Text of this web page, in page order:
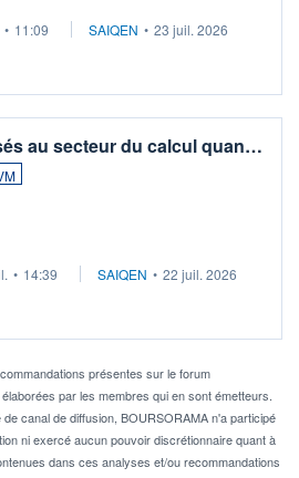
• 11:09 SAIQEN • 23 juil. 2026
au secteur du calcul quan…
actions individuelles.
soit éligible au PEA.
• 14:39 SAIQEN • 22 juil. 2026
présentes sur le forum
par les membres qui en sont émetteurs.
canal de diffusion, BOURSORAMA n'a participé
ni exercé aucun pouvoir discrétionnaire quant à
dans ces analyses et/ou recommandations